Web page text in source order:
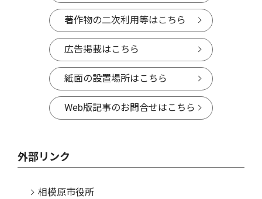
著作物の二次利用等はこちら
広告掲載はこちら
紙面の設置場所はこちら
Web版記事のお問合せはこちら
外部リンク
相模原市役所